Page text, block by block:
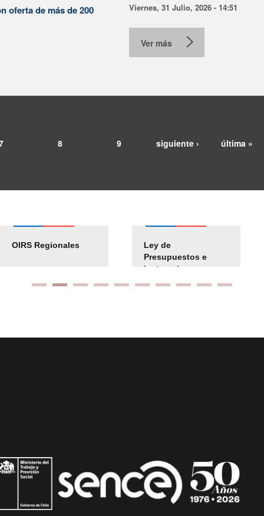
oferta de más de 200 Viernes, 31 Julio, 2026 - 14:51
Ver más
8 9 siguiente › última »
OIRS Regionales
Ley de
Presupuestos e
instrucciones